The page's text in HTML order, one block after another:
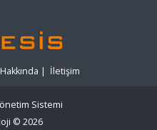
| İletişim
Sistemi
© 2026